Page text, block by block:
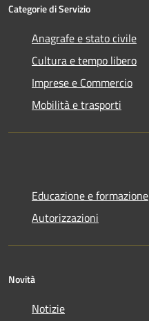
Categorie di Servizio
Anagrafe e stato civile
Cultura e tempo libero
Imprese e Commercio
Mobilità e trasporti
Educazione e formazione
Autorizzazioni
Novità
Notizie